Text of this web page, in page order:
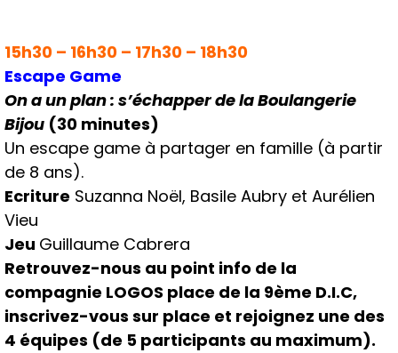
15h30 – 16h30 – 17h30 – 18h30
Escape Game
On a un plan : s’échapper de la Boulangerie
Bijou (30 minutes)
Un escape game à partager en famille (à partir
de 8 ans).
Ecriture Suzanna Noël, Basile Aubry et Aurélien
Vieu
Jeu Guillaume Cabrera
Retrouvez-nous au point info de la
compagnie LOGOS place de la 9ème D.I.C,
inscrivez-vous sur place et rejoignez une des
4 équipes (de 5 participants au maximum).